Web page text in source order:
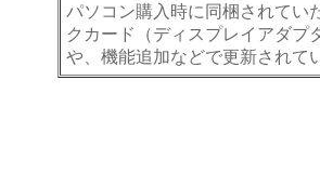
パソコン購入時に同梱されてい
クカード（ディスプレイアダプ
や、機能追加などで更新されて